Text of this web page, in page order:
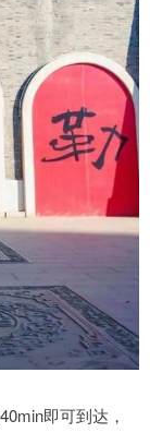
即可到达，